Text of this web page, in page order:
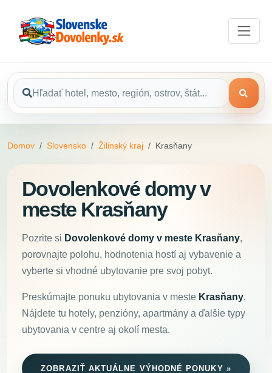
Domov Slovensko Žilinský kraj Krasňany
Dovolenkové domy v
meste Krasňany
Pozrite si Dovolenkové domy v meste Krasňany,
porovnajte polohu, hodnotenia hostí aj vybavenie a
vyberte si vhodné ubytovanie pre svoj pobyt.
Preskúmajte ponuku ubytovania v meste Krasňany.
Nájdete tu hotely, penzióny, apartmány a ďalšie typy
ubytovania v centre aj okolí mesta.
ZOBRAZIŤ AKTUÁLNE VÝHODNÉ PONUKY »